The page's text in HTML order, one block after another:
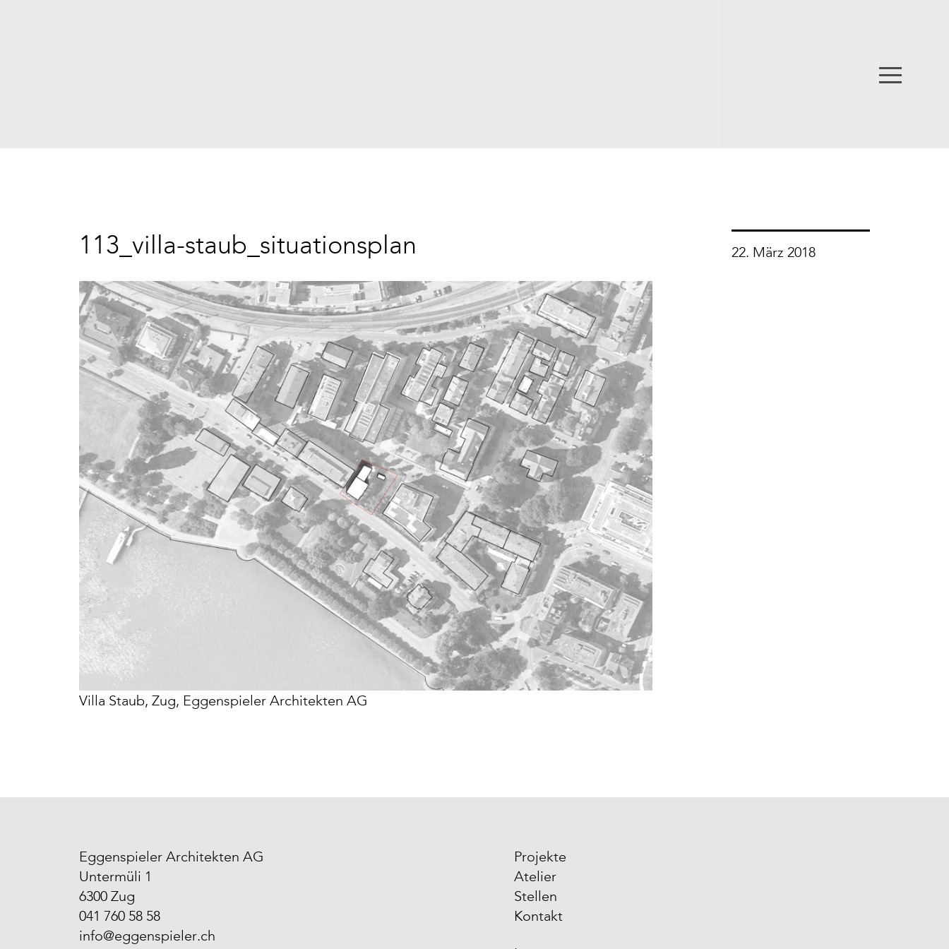
113_villa-staub_situationsplan
Villa Staub, Zug, Eggenspieler Architekten AG
22. März 2018
Eggenspieler Architekten AG
Untermüli 1
6300 Zug
041 760 58 58
info@eggenspieler.ch
Projekte
Atelier
Stellen
Kontakt